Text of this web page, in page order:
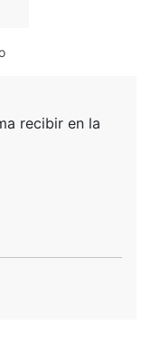
recibir en la